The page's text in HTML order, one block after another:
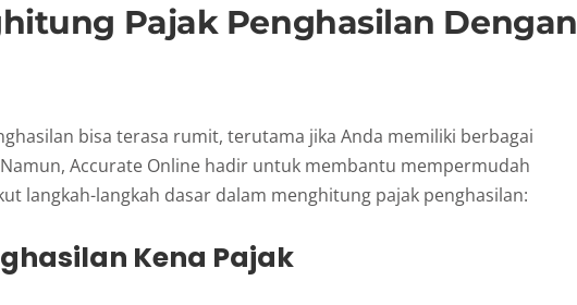
Pajak Penghasilan Dengan
bisa terasa rumit, terutama jika Anda memiliki berbagai
Accurate Online hadir untuk membantu mempermudah
langkah-langkah dasar dalam menghitung pajak penghasilan:
Kena Pajak